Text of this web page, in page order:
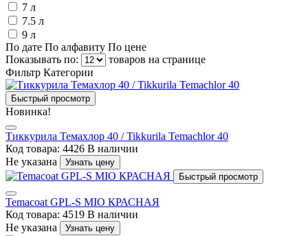
7 л
7.5 л
9 л
По дате По алфавиту По цене
Показывать по:
товаров на странице
Фильтр Категории
Быстрый просмотр
Новинка!
Тиккурила Темахлор 40 / Tikkurila Temachlor 40
Код товара: 4426 В наличии
Не указана
Узнать цену
Быстрый просмотр
Temacoat GPL-S MIO КРАСНАЯ
Код товара: 4519 В наличии
Не указана
Узнать цену